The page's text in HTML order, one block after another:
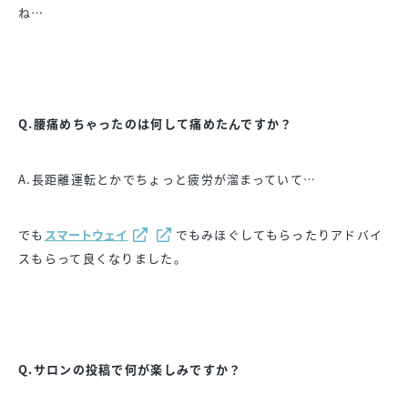
ね…
Q.腰痛めちゃったのは何して痛めたんですか？
A.長距離運転とかでちょっと疲労が溜まっていて…
でも スマートウェイ
でもみほぐしてもらったりアドバイ
スもらって良くなりました。
Q.サロンの投稿で何が楽しみですか？